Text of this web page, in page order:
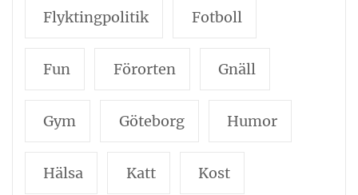
Flyktingpolitik Fotboll
Fun Förorten Gnäll
Gym Göteborg Humor
Hälsa Katt Kost